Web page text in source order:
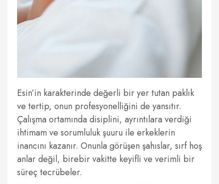
Esin’in karakterinde değerli bir yer tutan paklık
ve tertip, onun profesyonelliğini de yansıtır.
Çalışma ortamında disiplini, ayrıntılara verdiği
ihtimam ve sorumluluk şuuru ile erkeklerin
inancını kazanır. Onunla görüşen şahıslar, sırf hoş
anlar değil, birebir vakitte keyifli ve verimli bir
süreç tecrübeler.